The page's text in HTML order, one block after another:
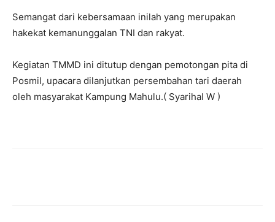
Semangat dari kebersamaan inilah yang merupakan
hakekat kemanunggalan TNI dan rakyat.
Kegiatan TMMD ini ditutup dengan pemotongan pita di
Posmil, upacara dilanjutkan persembahan tari daerah
oleh masyarakat Kampung Mahulu.( Syarihal W )